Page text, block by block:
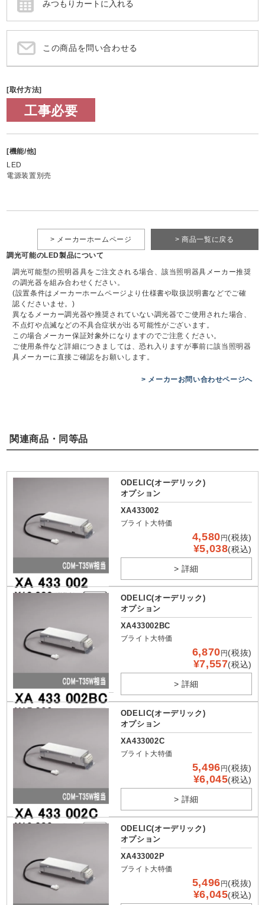
この商品を問い合わせる
[取付方法]
工事必要
[機能/他]
LED
電源装置別売
> 商品一覧に戻る
> メーカーホームページ
調光可能のLED製品について
調光可能型の照明器具をご注文される場合、該当照明器具メーカー推奨
の調光器を組み合わせください。
(設置条件はメーカーホームページより仕様書や取扱説明書などでご確
認くださいませ。)
異なるメーカー調光器や推奨されていない調光器でご使用された場合、
不点灯や点滅などの不具合症状が出る可能性がございます。
この場合メーカー保証対象外になりますのでご注意ください。
ご使用条件など詳細につきましては、恐れ入りますが事前に該当照明器
具メーカーに直接ご確認をお願いします。
> メーカーお問い合わせページへ
関連商品・同等品
ODELIC(オーデリック)
オプション
XA433002
ブライト大特価
4,580円(税抜)
¥5,038(税込)
> 詳細
ODELIC(オーデリック)
オプション
XA433002BC
ブライト大特価
6,870円(税抜)
¥7,557(税込)
> 詳細
ODELIC(オーデリック)
オプション
XA433002C
ブライト大特価
5,496円(税抜)
¥6,045(税込)
> 詳細
ODELIC(オーデリック)
オプション
XA433002P
ブライト大特価
5,496円(税抜)
¥6,045(税込)